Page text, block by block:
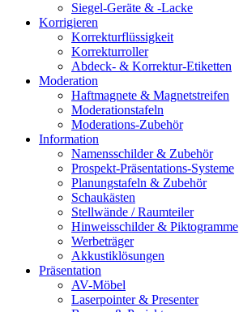
Siegel-Geräte & -Lacke
Korrigieren
Korrekturflüssigkeit
Korrekturroller
Abdeck- & Korrektur-Etiketten
Moderation
Haftmagnete & Magnetstreifen
Moderationstafeln
Moderations-Zubehör
Information
Namensschilder & Zubehör
Prospekt-Präsentations-Systeme
Planungstafeln & Zubehör
Schaukästen
Stellwände / Raumteiler
Hinweisschilder & Piktogramme
Werbeträger
Akkustiklösungen
Präsentation
AV-Möbel
Laserpointer & Presenter